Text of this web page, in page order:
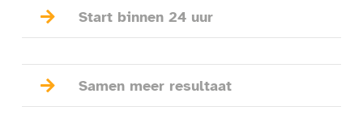
 Start binnen 24 uur
 Samen meer resultaat